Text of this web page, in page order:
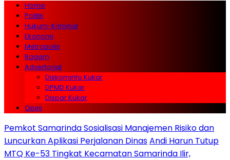
Home
Politik
Hukum-Kriminal
Ekonomi
Metropolis
Ragam
Advertorial
Diskominfo Kukar
DPMD Kukar
Dispar Kukar
Opini
Pemkot Samarinda Sosialisasi Manajemen Risiko dan
Luncurkan Aplikasi Perjalanan DinasAndi Harun Tutup
MTQ Ke-53 Tingkat Kecamatan Samarinda Ilir,